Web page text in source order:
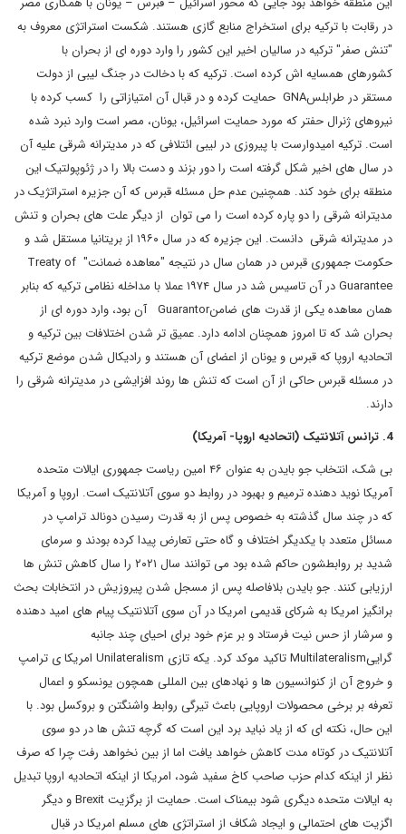
در رقابت با ترکیه برای استخراج منابع گازی هستند. شکست استراتژی معروف به
"تنش صفر" ترکیه در سالیان اخیر این کشور را وارد دوره ای از بحران با
کشورهای همسایه اش کرده است. ترکیه که با دخالت در جنگ لیبی از دولت
مستقر در طرابلسGNA حمایت کرده و در قبال آن امتیازاتی را کسب کرده با
نیروهای ژنرال حفتر که مورد حمایت اسرائیل، یونان، مصر است وارد نبرد شده
است. ترکیه امیدوارست با پیروزی در لیبی ائتلافی که در مدیترانه شرقی علیه آن
در سال های اخیر شکل گرفته است را دور بزند و دست بالا را در ژئوپولتیک این
منطقه برای خود کند. همچنین عدم حل مسئله قبرس که آن جزیره استراتژیک در
مدیترانه شرقی را دو پاره کرده است را می توان از دیگر علت های بحران و تنش
در مدیترانه شرقی دانست. این جزیره که در سال ۱۹۶۰ از بریتانیا مستقل شد و
حکومت جمهوری قبرس در همان سال در نتیجه "معاهده ضمانت" Treaty of
Guarantee در آن تاسیس شد در سال ۱۹۷۴ عملا با مداخله نظامی ترکیه که بنابر
همان معاهده یکی از قدرت های ضامنGuarantor آن بود، وارد دوره ای از
بحران شد که تا امروز همچنان ادامه دارد. عمیق تر شدن اختلافات بین ترکیه و
اتحادیه اروپا که قبرس و یونان از اعضای آن هستند و رادیکال شدن موضع ترکیه
در مسئله قبرس حاکی از آن است که تنش ها روند افزایشی در مدیترانه شرقی را
دارند.
4. ترانس آتلانتیک (اتحادیه اروپا- آمریکا)
بی شک، انتخاب جو بایدن به عنوان ۴۶ امین ریاست جمهوری ایالات متحده
آمریکا نوید دهنده ترمیم و بهبود در روابط دو سوی آتلانتیک است. اروپا و آمریکا
که در چند سال گذشته به خصوص پس از به قدرت رسیدن دونالد ترامپ در
مسائل متعدد با یکدیگر اختلاف و گاه حتی تعارض پیدا کرده بودند و سرمای
شدید بر روابطشون حاکم شده بود می توانند سال ۲۰۲۱ را سال کاهش تنش ها
ارزیابی کنند. جو بایدن بلافاصله پس از مسجل شدن پیروزیش در انتخابات بحث
برانگیز امریکا به شرکای قدیمی امریکا در آن سوی آتلانتیک پیام های امید دهنده
و سرشار از حس نیت فرستاد و بر عزم خود برای احیای چند جانبه
گراییMultilateralism تاکید موکد کرد. یکه تازی Unilateralism امریکا ی ترامپ
و خروج آن از کنوانسیون ها و نهادهای بین المللی همچون یونسکو و اعمال
تعرفه بر برخی محصولات اروپایی باعث تیرگی روابط واشنگتن و بروکسل بود. با
این حال، نکته ای که از یاد نباید برد این است که گرچه تنش ها در دو سوی
آتلانتیک در کوتاه مدت کاهش خواهد یافت اما از بین نخواهد رفت چرا که صرف
نظر از اینکه کدام حزب صاحب کاخ سفید شود، امریکا از اینکه اتحادیه اروپا تبدیل
به ایالات متحده دیگری شود بیمناک است. حمایت از برگزیت Brexit و دیگر
اگزیت های احتمالی و ایجاد شکاف از استراتژی های مسلم امریکا در قبال